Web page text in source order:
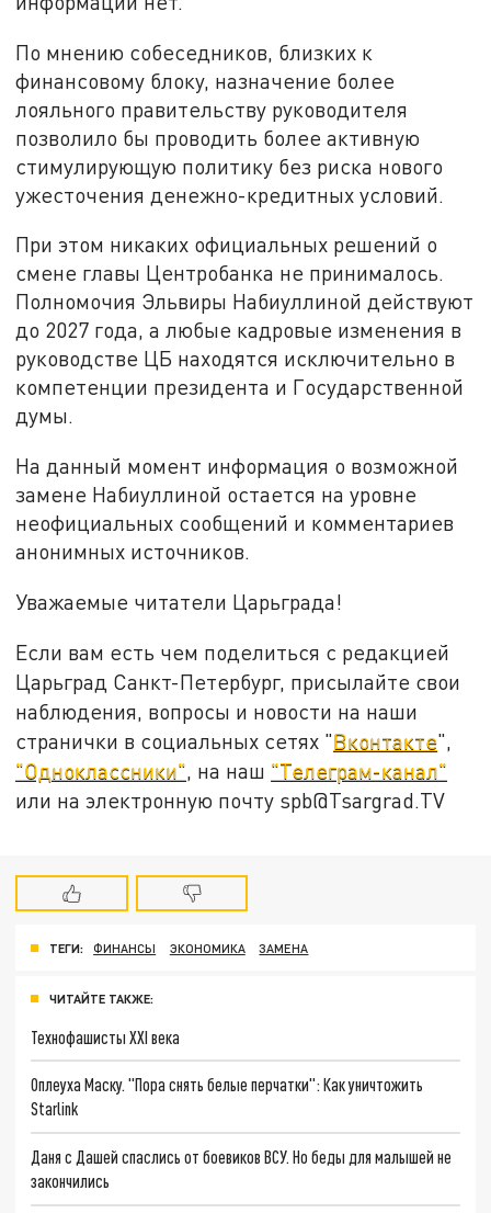
По мнению собеседников, близких к
финансовому блоку, назначение более
лояльного правительству руководителя
позволило бы проводить более активную
стимулирующую политику без риска нового
ужесточения денежно-кредитных условий.
При этом никаких официальных решений о
смене главы Центробанка не принималось.
Полномочия Эльвиры Набиуллиной действуют
до 2027 года, а любые кадровые изменения в
руководстве ЦБ находятся исключительно в
компетенции президента и Государственной
думы.
На данный момент информация о возможной
замене Набиуллиной остается на уровне
неофициальных сообщений и комментариев
анонимных источников.
Уважаемые читатели Царьграда!
Если вам есть чем поделиться с редакцией
Царьград Санкт-Петербург, присылайте свои
наблюдения, вопросы и новости на наши
странички в социальных сетях "Вконтакте",
"Одноклассники", на наш "Телеграм-канал"
или на электронную почту spb@Tsargrad.TV
ТЕГИ: ФИНАНСЫ ЭКОНОМИКА ЗАМЕНА
ЧИТАЙТЕ ТАКЖЕ:
Технофашисты XXI века
Оплеуха Маску. "Пора снять белые перчатки": Как уничтожить
Starlink
Даня с Дашей спаслись от боевиков ВСУ. Но беды для малышей не
закончились